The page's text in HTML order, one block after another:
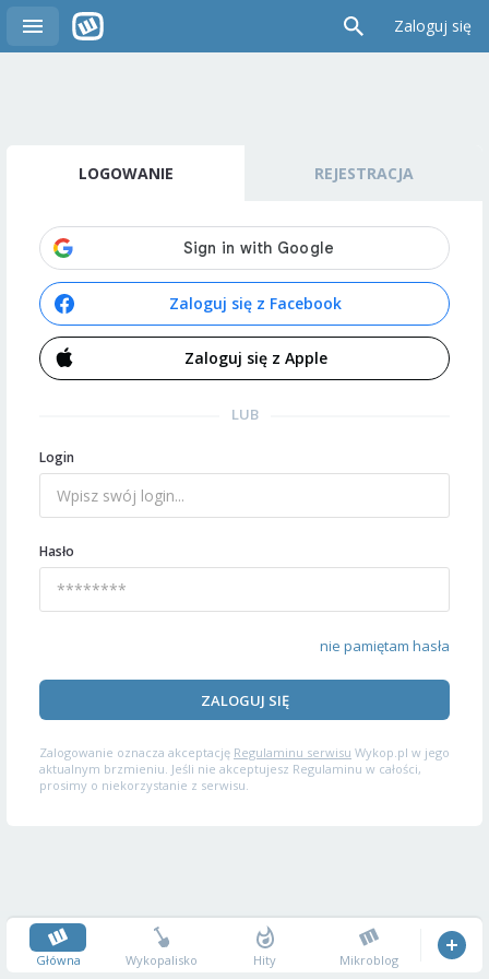
Zaloguj się
LOGOWANIE REJESTRACJA
Zaloguj się z Facebook
Zaloguj się z Apple
LUB
Login
Hasło
nie pamiętam hasła
ZALOGUJ SIĘ
Zalogowanie oznacza akceptację Regulaminu serwisu Wykop.pl w jego
aktualnym brzmieniu. Jeśli nie akceptujesz Regulaminu w całości,
prosimy o niekorzystanie z serwisu.
Główna Wykopalisko Hity Mikroblog